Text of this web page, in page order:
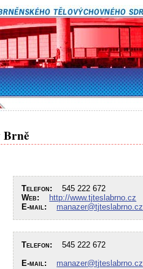
Brně
Telefon: 545 222 672
Web:
http://www.tjteslabrno.cz
E-mail:
manazer@tjteslabrno.cz
Telefon: 545 222 672
E-mail:
manazer@tjteslabrno.cz